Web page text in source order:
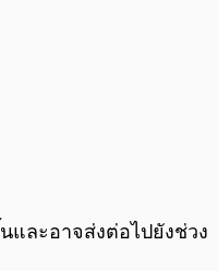
และอาจส่งต่อไปยังช่วง